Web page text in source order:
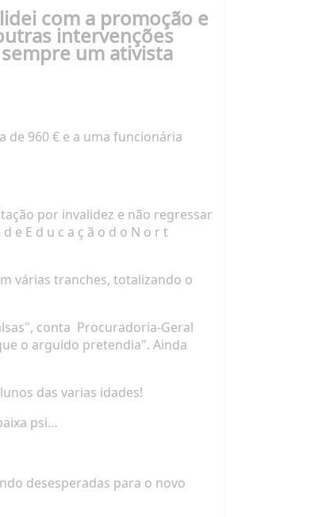
com a promoção e
intervenções
um ativista
960 € e a umafuncionária
por invalidez e não regressar
d e E d u c a ç ã o d o N o r t
várias tranches,totalizando o
conta Procuradoria-Geral
o arguido pretendia". Ainda
das varias idades!
psi…
desesperadas para o novo